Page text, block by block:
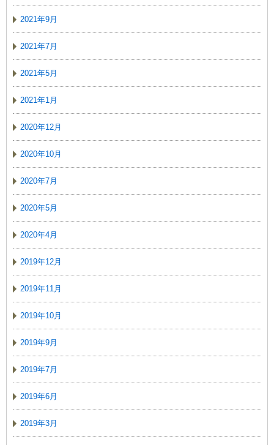
2021年9月
2021年7月
2021年5月
2021年1月
2020年12月
2020年10月
2020年7月
2020年5月
2020年4月
2019年12月
2019年11月
2019年10月
2019年9月
2019年7月
2019年6月
2019年3月